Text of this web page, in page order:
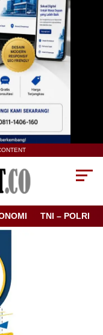
TNI – POLRI